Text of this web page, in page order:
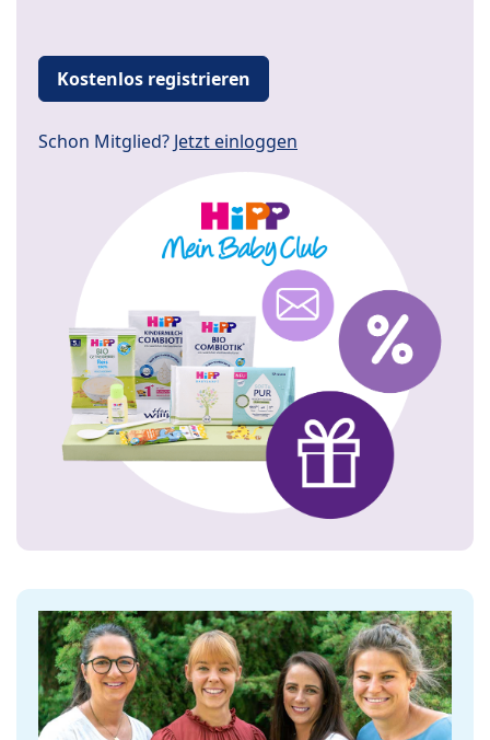
Kostenlos registrieren
Schon Mitglied? Jetzt einloggen